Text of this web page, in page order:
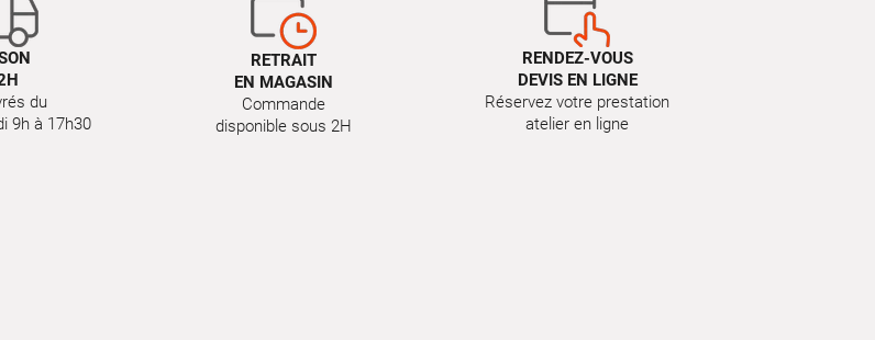
du
9h à 17h30
RETRAIT
EN MAGASIN
Commande
disponible sous 2H
RENDEZ-VOUS
DEVIS EN LIGNE
Réservez votre prestation
atelier en ligne